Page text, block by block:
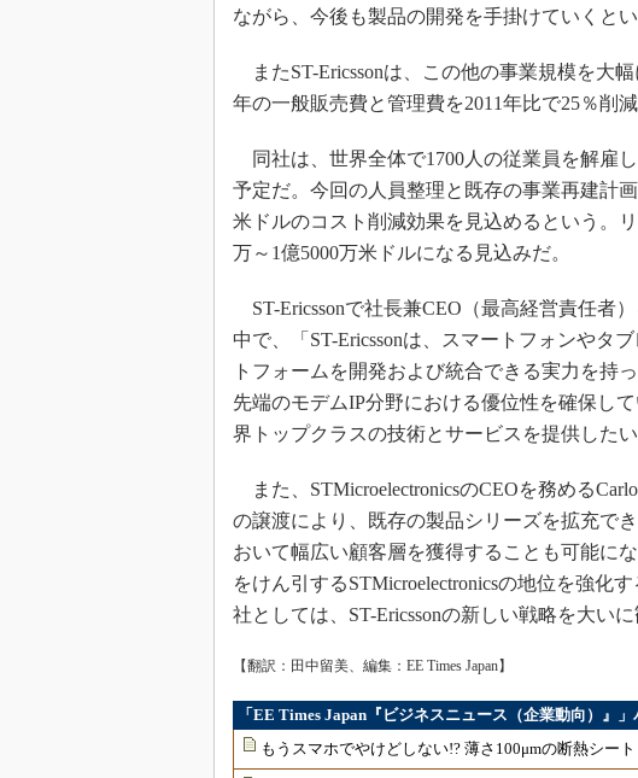
ながら、今後も製品の開発を手掛けていくとい
またST-Ericssonは、この他の事業規模を大
年の一般販売費と管理費を2011年比で25％削
同社は、世界全体で1700人の従業員を解雇
予定だ。今回の人員整理と既存の事業再建計
米ドルのコスト削減効果を見込めるという。
万～1億5000万米ドルになる見込みだ。
ST-Ericssonで社長兼CEO（最高経営責任者
中で、「ST-Ericssonは、スマートフォンやタ
トフォームを開発および統合できる実力を持
先端のモデムIP分野における優位性を確保し
界トップクラスの技術とサービスを提供したい
また、STMicroelectronicsのCEOを務める
の譲渡により、既存の製品シリーズを拡充で
おいて幅広い顧客層を獲得することも可能に
をけん引するSTMicroelectronicsの地位を強化
社としては、ST-Ericssonの新しい戦略を大い
【翻訳：田中留美、編集：EE Times Japan】
「EE Times Japan『ビジネスニュース（企業動向）』
もうスマホでやけどしない!? 薄さ100μmの断熱シート